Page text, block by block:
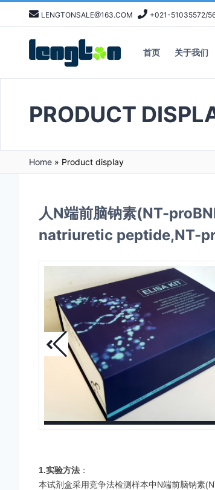
LENGTONSALE@163.COM +021-51035572/
首页 关于我们
PRODUCT
Home » Product display
人N端前脑钠素(NT-
natriuretic peptide,NT-
1.实验方法 ：
本试剂盒采用竞争法检测样本中N端前脑钠素